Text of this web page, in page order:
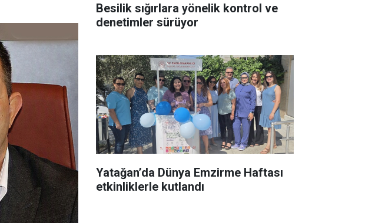
Besilik sığırlara yönelik kontrol ve
denetimler sürüyor
Yatağan’da Dünya Emzirme Haftası
etkinliklerle kutlandı